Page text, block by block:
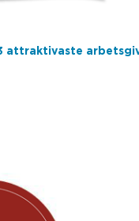
attraktivaste